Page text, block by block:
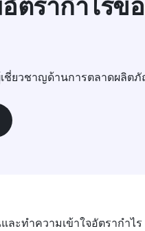
ชี่ยวชาญด้านการตลาดผลิต
ะทำความเข้าใจอัตรากำไร